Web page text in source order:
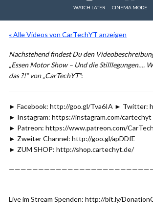
WATCH LATER CINEMA MODE
« Alle Videos von CarTechYT anzeigen
Nachstehend findest Du den
„Essen Motor Show – Und die Stilllegungen….
das ?!“ von „CarTechYT“:
► Facebook: http://goo.gl/Tva6IA ► Twitter:
► Instagram: https://instagram.com/cartechyt
► Patreon: https://www.patreon.com/
► Zweiter Channel: http://goo.gl/apDDfE
► ZUM SHOP: http://shop.cartechyt.de/
—-
Live im Stream Spenden: http://bit.ly/